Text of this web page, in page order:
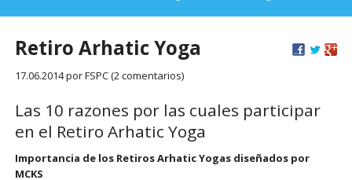
Retiro Arhatic Yoga
17.06.2014por FSPC (2 comentarios)
Las 10 razones por las cuales participar
en el Retiro Arhatic Yoga
Importancia de los Retiros Arhatic Yogas diseñados por
MCKS